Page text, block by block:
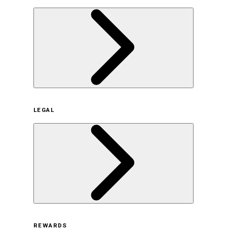
サステナビリティの取り組み（日本）
サステナビリティの取り組み（米国/英語）
ヒストリー
採用情報
LEGAL
REWARDS